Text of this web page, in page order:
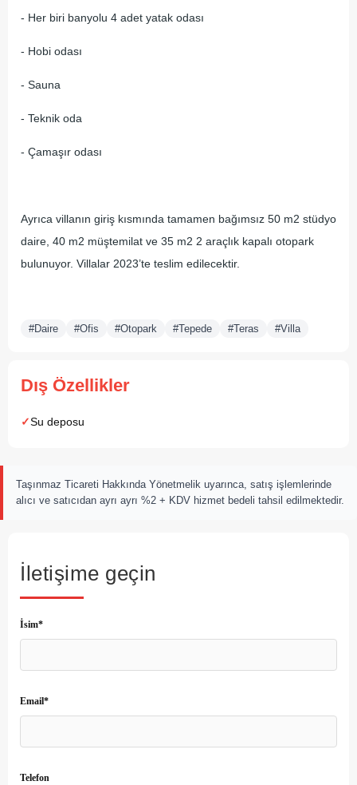
- Her biri banyolu 4 adet yatak odası
- Hobi odası
- Sauna
- Teknik oda
- Çamaşır odası
Ayrıca villanın giriş kısmında tamamen bağımsız 50 m2 stüdyo
daire, 40 m2 müştemilat ve 35 m2 2 araçlık kapalı otopark
bulunuyor. Villalar 2023’te teslim edilecektir.
#Daire #Ofis #Otopark #Tepede #Teras #Villa
Dış Özellikler
Su deposu
Taşınmaz Ticareti Hakkında Yönetmelik uyarınca, satış işlemlerinde
alıcı ve satıcıdan ayrı ayrı %2 + KDV hizmet bedeli tahsil edilmektedir.
İletişime geçin
İsim*
Email*
Telefon